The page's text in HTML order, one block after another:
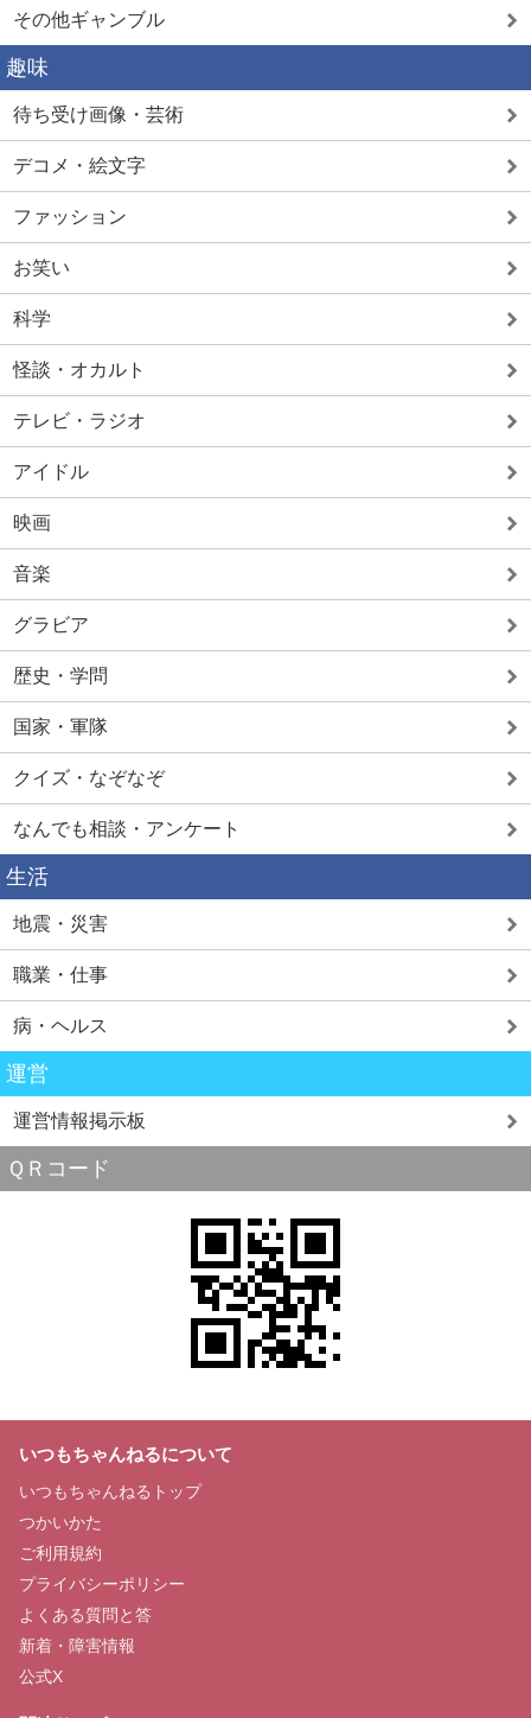
その他ギャンブル
趣味
待ち受け画像・芸術
デコメ・絵文字
ファッション
お笑い
科学
怪談・オカルト
テレビ・ラジオ
アイドル
映画
音楽
グラビア
歴史・学問
国家・軍隊
クイズ・なぞなぞ
なんでも相談・アンケート
生活
地震・災害
職業・仕事
病・ヘルス
運営
運営情報掲示板
ＱＲコード
いつもちゃんねるについて
いつもちゃんねるトップ
つかいかた
ご利用規約
プライバシーポリシー
よくある質問と答
新着・障害情報
公式X